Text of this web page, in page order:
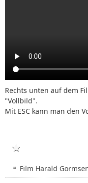
Rechts unten auf dem
"Vollbild".
Mit ESC kann man den
Film Harald